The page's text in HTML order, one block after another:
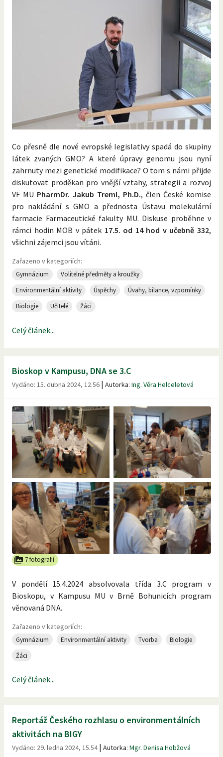
Co přesně dle nové evropské legislativy spadá do skupiny
látek zvaných GMO? A které úpravy genomu jsou nyní
zahrnuty mezi genetické modifikace? O tom s námi přijde
diskutovat proděkan pro vnější vztahy, strategii a rozvoj
VF MU PharmDr. Jakub Treml, Ph.D., člen České komise
pro nakládání s GMO a přednosta Ústavu molekulární
farmacie Farmaceutické fakulty MU. Diskuse proběhne v
rámci hodin MOB v pátek 17.5. od 14 hod v učebně 332,
všichni zájemci jsou vítáni.
Zařazeno v kategoriích:
Gymnázium
Volitelné předměty a kroužky
Environmentální aktivity
Úspěchy
Úvahy, bilance, vzpomínky
Biologie
Učitelé Žáci
Celý článek...
Bioskop v Kampusu, DNA se 3.C
Vydáno: 15. dubna 2024, 12.56 | Autorka: Ing. Věra Helceletová
7 fotografií
V pondělí 15.4.2024 absolvovala třída 3.C program v
Bioskopu, v Kampusu MU v Brně Bohunicích program
věnovaná DNA.
Zařazeno v kategoriích:
Gymnázium Environmentální aktivity Tvorba
Biologie
Žáci
Celý článek...
Reportáž Českého rozhlasu o environmentálních
aktivitách na BIGY
Vydáno: 29. ledna 2024, 15.54| Autorka: Mgr. Denisa Hobžová